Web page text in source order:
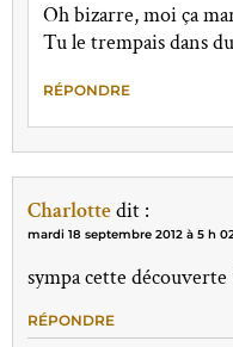
Oh bizarre, moi ça
Tu le trempais dans
RÉPONDRE
Charlottedit :
mardi 18 septembre 2012 à 5 h
sympa cette
RÉPONDRE